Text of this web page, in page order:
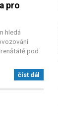
pro
hledá
pod
číst dál